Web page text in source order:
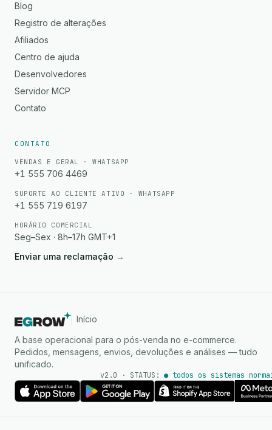
Blog
Registro de alterações
Afiliados
Centro de ajuda
Desenvolvedores
Servidor MCP
Contato
CONTATO
VENDAS E GERAL · WHATSAPP
+1 555 706 4469
SUPORTE AO CLIENTE ATIVO · WHATSAPP
+1 555 719 6197
HORÁRIO COMERCIAL
Seg–Sex · 8h–17h GMT+1
Enviar uma reclamação →
Início
A base operacional para o pós-venda no e-commerce.
Pedidos, mensagens, envios, devoluções e análises — tudo
unificado.
v2.0 · STATUS: ● todos os sistemas